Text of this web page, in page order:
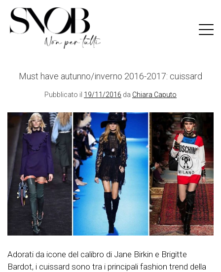
content
Must have autunno/inverno 2016-2017: cuissard
Pubblicato il 19/11/2016 da Chiara Caputo
Adorati da icone del calibro di Jane Birkin e Brigitte
Bardot, i cuissard sono tra i principali fashion trend della